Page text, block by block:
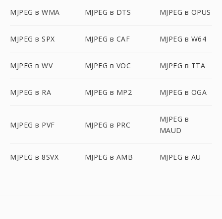
MJPEG в WMA MJPEG в DTS MJPEG в OPUS
MJPEG в SPX MJPEG в CAF MJPEG в W64
MJPEG в WV MJPEG в VOC MJPEG в TTA
MJPEG в RA MJPEG в MP2 MJPEG в OGA
MJPEG в PVF MJPEG в PRC
MJPEG в
MAUD
MJPEG в 8SVX MJPEG в AMB MJPEG в AU